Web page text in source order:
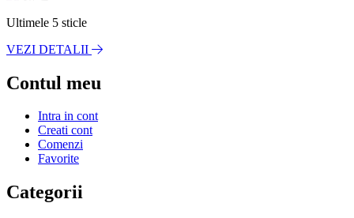
Ultimele 5 sticle
VEZI DETALII
Contul meu
Intra in cont
Creati cont
Comenzi
Favorite
Categorii